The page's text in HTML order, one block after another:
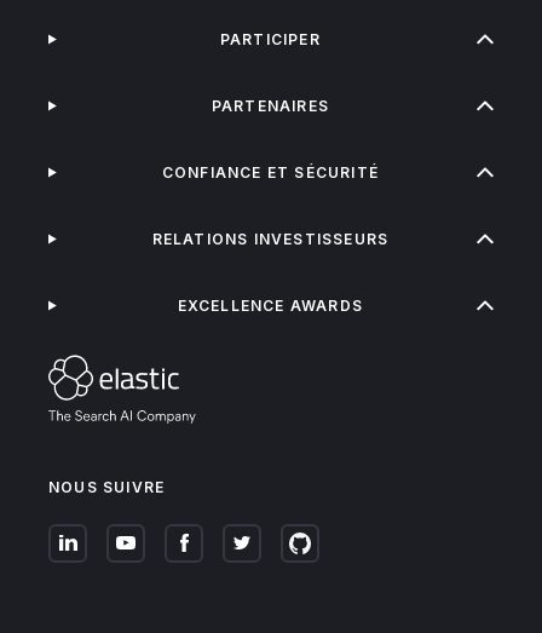
NOUS SUIVRE
PARTICIPER
PARTENAIRES
CONFIANCE ET SÉCURITÉ
RELATIONS INVESTISSEURS
EXCELLENCE AWARDS